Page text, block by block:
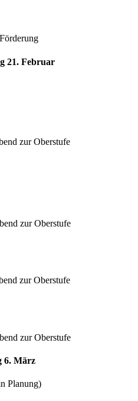
21. Februar
zur Oberstufe
zur Oberstufe
zur Oberstufe
zur Oberstufe
6. März
Planung)